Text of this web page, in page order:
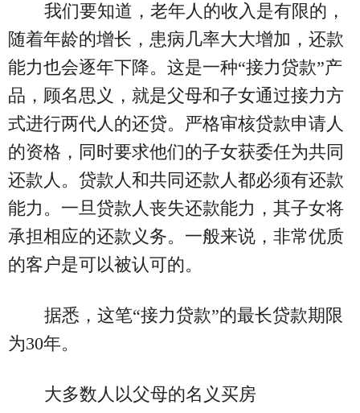
我们要知道，老年人的收入是有限的，
随着年龄的增长，患病几率大大增加，还款
能力也会逐年下降。这是一种“接力贷款”产
品，顾名思义，就是父母和子女通过接力方
式进行两代人的还贷。严格审核贷款申请人
的资格，同时要求他们的子女获委任为共同
还款人。贷款人和共同还款人都必须有还款
能力。一旦贷款人丧失还款能力，其子女将
承担相应的还款义务。一般来说，非常优质
的客户是可以被认可的。
据悉，这笔“接力贷款”的最长贷款期限
为30年。
大多数人以父母的名义买房